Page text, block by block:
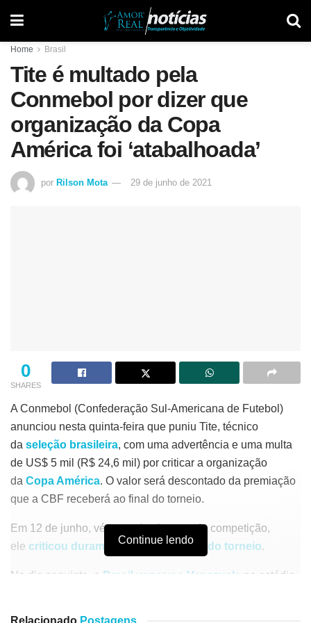
Home Brasil
Tite é multado pela
Conmebol por dizer que
organização da Copa
América foi ‘atabalhoada’
por Rilson Mota 29 de junho de 2021
0
SHARES
A Conmebol (Confederação Sul-Americana de Futebol)
anunciou nesta quinta-feira que puniu Tite, técnico
da seleção brasileira, com uma advertência e uma multa
de US$ 5 mil (R$ 24,6 mil) por criticar a organização
da Copa América. O valor será descontado da premiação
que a CBF receberá ao final do torneio.
Em 12 de junho, véspera da abertura da competição,
ele criticou duramente a organização do torneio.
No dia seguinte, o Brasil venceu a Venezuela no estádio
Continue lendo
Relacionado Postagens